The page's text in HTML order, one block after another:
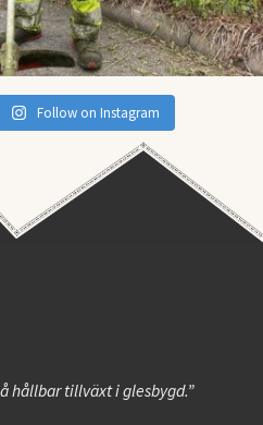
Follow on Instagram
hållbar tillväxt i glesbygd.”